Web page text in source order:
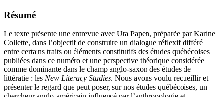
Résumé
Le texte présente une entrevue avec Uta Papen, préparée par Karine
Collette, dans l’objectif de construire un dialogue réflexif différé
entre certains traits ou éléments constitutifs des études québécoises
publiées dans ce numéro et une perspective théorique considérée
comme dominante dans le champ anglo-saxon des études de
littératie : les New Literacy Studies. Nous avons voulu recueillir et
présenter le regard que peut poser, sur nos études québécoises, un